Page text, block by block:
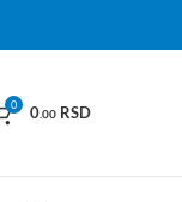
0 0.00 RSD